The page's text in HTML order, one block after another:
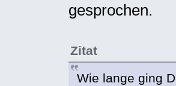
gesprochen.
Zitat
Wie lange ging